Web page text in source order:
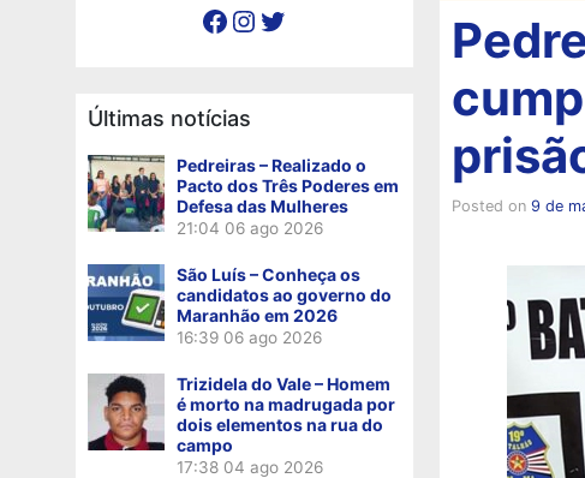
Facebook Instagram Twitter
Últimas notícias
Pedreiras – Realizado o
Pacto dos Três Poderes em
Defesa das Mulheres
21:04 06 ago 2026
São Luís – Conheça os
candidatos ao governo do
Maranhão em 2026
16:39 06 ago 2026
Trizidela do Vale – Homem
é morto na madrugada por
dois elementos na rua do
campo
17:38 04 ago 2026
Posted on 9 de